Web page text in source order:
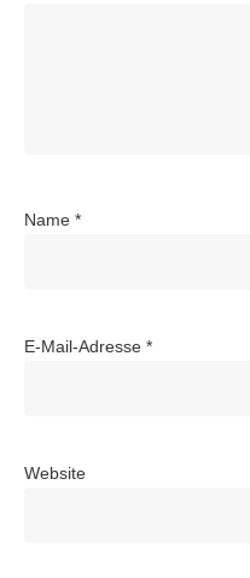
Name *
E-Mail-Adresse *
Website